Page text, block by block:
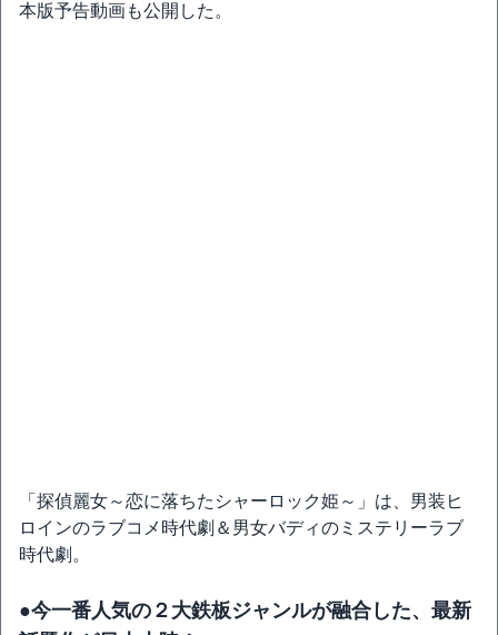
本版予告動画も公開した。
「探偵麗女～恋に落ちたシャーロック姫～」は、男装ヒ
ロインのラブコメ時代劇＆男女バディのミステリーラブ
時代劇。
●今一番人気の２大鉄板ジャンルが融合した、最新